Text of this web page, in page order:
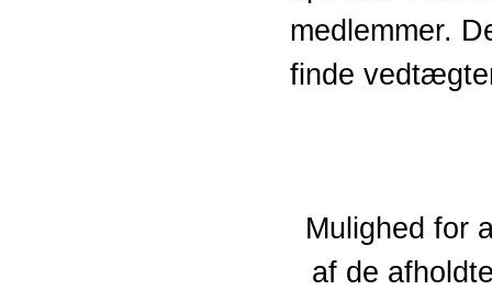
medlemmer.
finde
Mulighed for
af de